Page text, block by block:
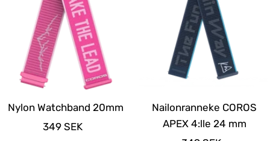
Nylon Watchband 20mm
Alennushinta
349 SEK
Nailonranneke COROS
APEX 4:lle 24 mm